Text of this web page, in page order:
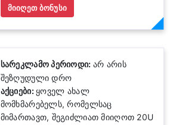
მიიღეთ ბონუსი
სარეკლამო პერიოდი: არ არის
შეზღუდული დრო
აქციები: ყოველ ახალ
მომხმარებელს, რომელსაც
მიმართავთ, შეგიძლიათ მიიღოთ 20U